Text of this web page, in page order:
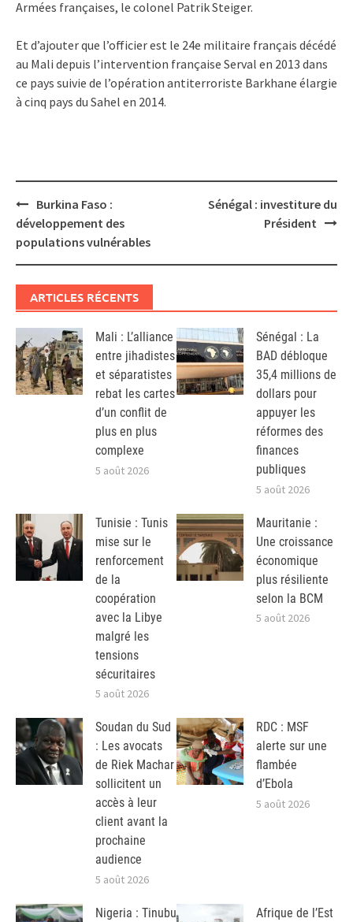
Armées françaises, le colonel Patrik Steiger.
Et d’ajouter que l’officier est le 24e militaire français décédé
au Mali depuis l’intervention française Serval en 2013 dans
ce pays suivie de l’opération antiterroriste Barkhane élargie
à cinq pays du Sahel en 2014.
Post
navigation
Burkina Faso :
développement des
populations vulnérables
Sénégal : investiture du
Président
ARTICLES RÉCENTS
Mali : L’alliance
entre jihadistes
et séparatistes
rebat les cartes
d’un conflit de
plus en plus
complexe
5 août 2026
Sénégal : La
BAD débloque
35,4 millions de
dollars pour
appuyer les
réformes des
finances
publiques
5 août 2026
Tunisie : Tunis
mise sur le
renforcement
de la
coopération
avec la Libye
malgré les
tensions
sécuritaires
5 août 2026
Mauritanie :
Une croissance
économique
plus résiliente
selon la BCM
5 août 2026
Soudan du Sud
: Les avocats
de Riek Machar
sollicitent un
accès à leur
client avant la
prochaine
audience
5 août 2026
RDC : MSF
alerte sur une
flambée
d’Ebola
5 août 2026
Nigeria : Tinubu
Afrique de l’Est